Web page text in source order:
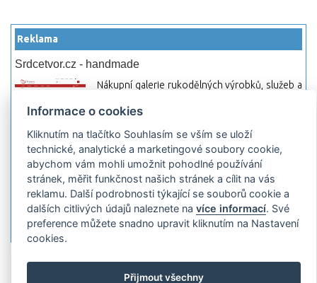
Reklama
Srdcetvor.cz - handmade
Nákupní galerie rukodělných výrobků, služeb a
začít prodávat nebo jen nakupovat.
Hledej-hosting.cz - webhosting, VPS
hosting
Přehled webhostingových, multihosting a VPS
hosting programů s možností jejich
pokročilého vyhledávání a porovnávání.
Najděte si jednoduše vhodný hosting.
Reklama Podmínky používání
Informace o cookies
Kliknutím na tlačítko Souhlasím se vším se uloží
technické, analytické a marketingové soubory cookie,
abychom vám mohli umožnit pohodlné používání
stránek, měřit funkčnost našich stránek a cílit na vás
reklamu. Další podrobnosti týkající se souborů cookie a
dalších citlivých údajů naleznete navíce informací. Své
preference můžete snadno upravit kliknutím na Nastavení
cookies.
Přijmout všechny